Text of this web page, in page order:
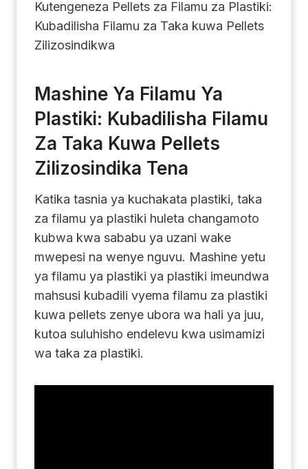
Kutengeneza Pellets za Filamu za Plastiki:
Kubadilisha Filamu za Taka kuwa Pellets
Zilizosindikwa
Mashine Ya Filamu Ya
Plastiki: Kubadilisha Filamu
Za Taka Kuwa Pellets
Zilizosindika Tena
Katika tasnia ya kuchakata plastiki, taka
za filamu ya plastiki huleta changamoto
kubwa kwa sababu ya uzani wake
mwepesi na wenye nguvu. Mashine yetu
ya filamu ya plastiki ya plastiki imeundwa
mahsusi kubadili vyema filamu za plastiki
kuwa pellets zenye ubora wa hali ya juu,
kutoa suluhisho endelevu kwa usimamizi
wa taka za plastiki.